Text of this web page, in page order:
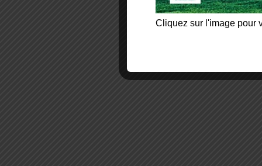
Cliquez sur l'image pour